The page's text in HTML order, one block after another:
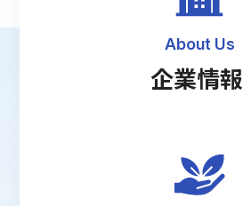
About Us
企業情報